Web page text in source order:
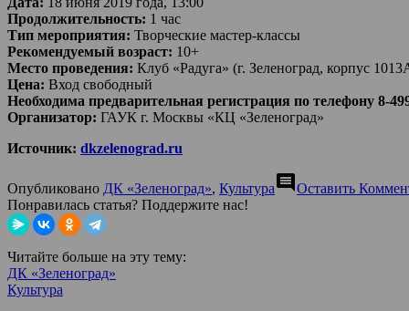
Продолжительность: 1 час
Тип мероприятия: Творческие мастер-классы
Рекомендуемый возраст: 10+
Место проведения: Клуб «Радуга» (г. Зеленоград, корпус
Цена: Вход свободный
Необходима предварительная регистрация по телефону 8-
Организатор: ГАУК г. Москвы «КЦ «Зеленоград»
Источник: dkzelenograd.ru
Опубликовано ДК «Зеленоград», Культураcomment Оставить
Понравилась статья? Поддержите нас!
Читайте больше на эту тему:
ДК «Зеленоград»
Культура